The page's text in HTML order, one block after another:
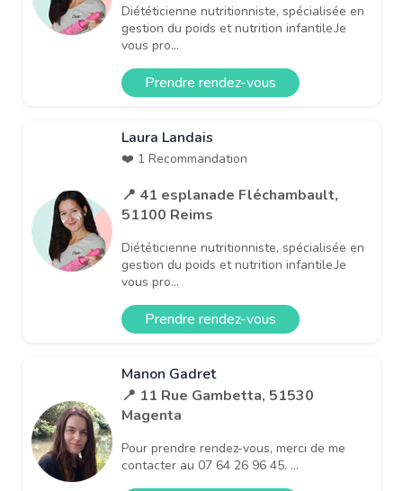
Diététicienne nutritionniste, spécialisée en
gestion du poids et nutrition infantile.Je
vous pro...
Prendre rendez-vous
Laura Landais
❤️ 1 Recommandation
📍 41 esplanade Fléchambault,
51100 Reims
Diététicienne nutritionniste, spécialisée en
gestion du poids et nutrition infantile.Je
vous pro...
Prendre rendez-vous
Manon Gadret
📍 11 Rue Gambetta, 51530
Magenta
Pour prendre rendez-vous, merci de me
contacter au 07 64 26 96 45. ...